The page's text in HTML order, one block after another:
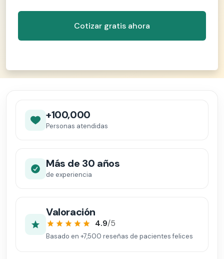
+100,000
Personas atendidas
Más de 30 años
de experiencia
Valoración
4.9/5
Basado en +7,500 reseñas de pacientes felices